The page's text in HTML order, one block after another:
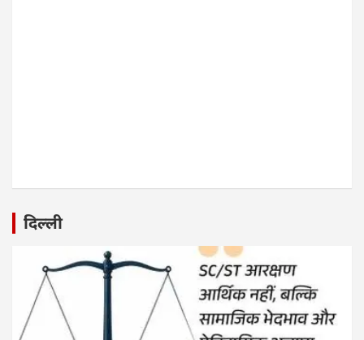
दिल्ली